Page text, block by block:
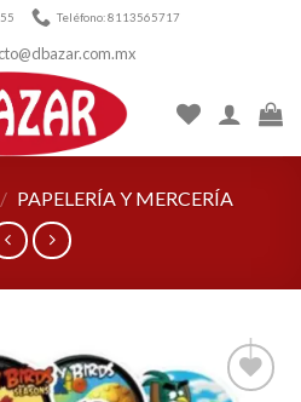
Teléfono: 8113565717
/ PAPELERÍA Y MERCERÍA